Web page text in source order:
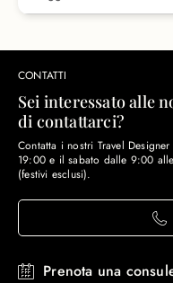
CONTATTI
Sei interessato alle
di contattarci?
Contatta i nostri Travel
19:00 e il sabato dalle 9:00
(festivi esclusi).
Prenota una